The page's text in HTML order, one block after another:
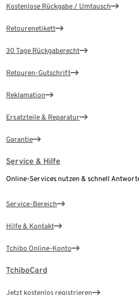
Kostenlose Rückgabe / Umtausch
Retourenetikett
30 Tage Rückgaberecht
Retouren-Gutschrift
Reklamation
Ersatzteile & Reparatur
Garantie
Service & Hilfe
Online-Services nutzen & schnell
Service-Bereich
Hilfe & Kontakt
Tchibo Online-Konto
TchiboCard
Jetzt kostenlos registrieren